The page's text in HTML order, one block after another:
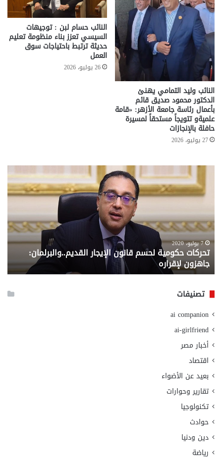
النائب وليد التمامي يهنئ
الدكتور محمود صديق قائم
بأعمال رئاسة جامعة الأزهر: «قامة
علميةو تتويجاً مستحقاً لمسيرة
حافلة بالإنجازات
27 يوليو، 2026
النائب حسام لبن : توجيهات
السيسي تعزز بناء منظومة تعليم
حديثة ترتبط باحتياجات سوق
العمل
26 يوليو، 2026
تحركات
حكومية
لحسم
قانون
القديم..والبرلمان:
جاهزون
لإقراره
7 يوليو، 2020
تحركات حكومية لحسم قانون الإيجار القديم..والبرلمان:
جاهزون لإقراره
..
من
تصنيفات
ai companion
ai-girlfriend
أخبار مصر
اقتصاد
بعيد عن الأضواء
تقارير وحوارات
تكنولوجيا
حوادث
دين ودنيا
رياضة